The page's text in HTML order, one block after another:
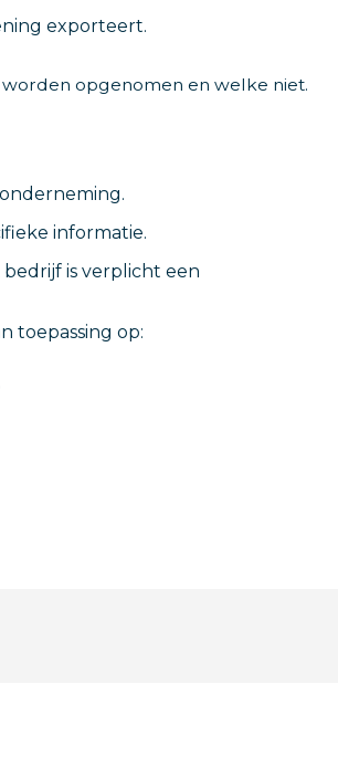
exporteert.
opgenomen en welke niet.
informatie.
is verplicht een
toepassing op: